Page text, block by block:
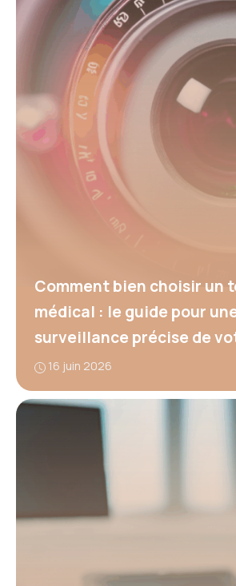
Comment bien choisir un
médical : le guide pour
surveillance précise de
16 juin 2026